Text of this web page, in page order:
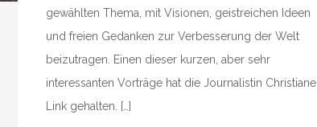
gewählten Thema, mit Visionen, geistreichen Ideen
und freien Gedanken zur Verbesserung der Welt
beizutragen. Einen dieser kurzen, aber sehr
interessanten Vorträge hat die Journalistin Christiane
Link gehalten. […]